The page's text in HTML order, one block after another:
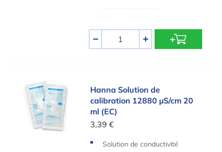
+
Hanna Solution de calibration 12880 µS/cm 20
Hanna Solution de
calibration 12880 µS/cm 20
ml (EC)
3,39 €
Solution de conductivité